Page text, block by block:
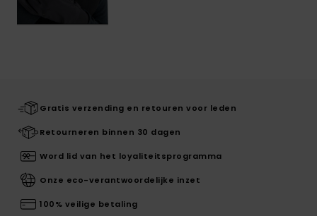
Gratis verzending en retouren voor leden
Retourneren binnen 30 dagen
Word lid van het loyaliteitsprogramma
Onze eco-verantwoordelijke inzet
100% veilige betaling